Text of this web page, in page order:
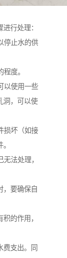
行处理：
停止水的供
度。
以使用一些
洞，可以使
损坏（如接
法处理，
，要确保自
的作用，
费支出。同